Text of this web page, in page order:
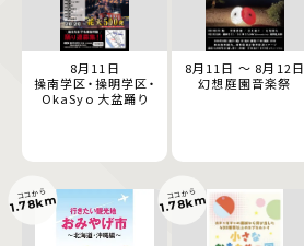
8月11日
操南学区・操明学区・
OkaSyo 大盆踊り
8月11日 ～ 8月12日
幻想庭園音楽祭
ココから
1.78km ココから
1.78km